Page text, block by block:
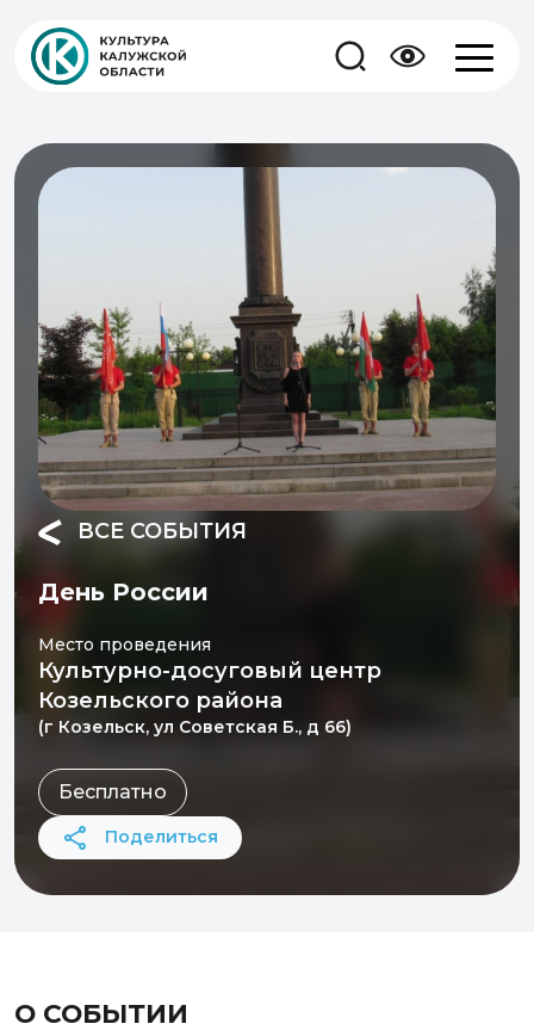
ВСЕ СОБЫТИЯ
День России
Место проведения
Культурно-досуговый центр
Козельского района
(г Козельск, ул Советская Б., д 66)
Бесплатно
Поделиться
О СОБЫТИИ